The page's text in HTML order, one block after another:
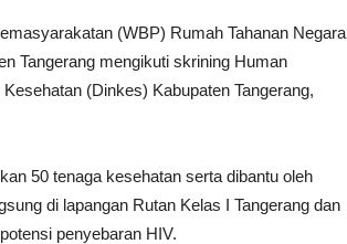
(WBP) Rumah Tahanan Negara
Tangerang mengikuti skrining Human
(Dinkes) Kabupaten Tangerang,
50 tenaga kesehatan serta dibantu oleh
di lapangan Rutan Kelas I Tangerang dan
penyebaran HIV.